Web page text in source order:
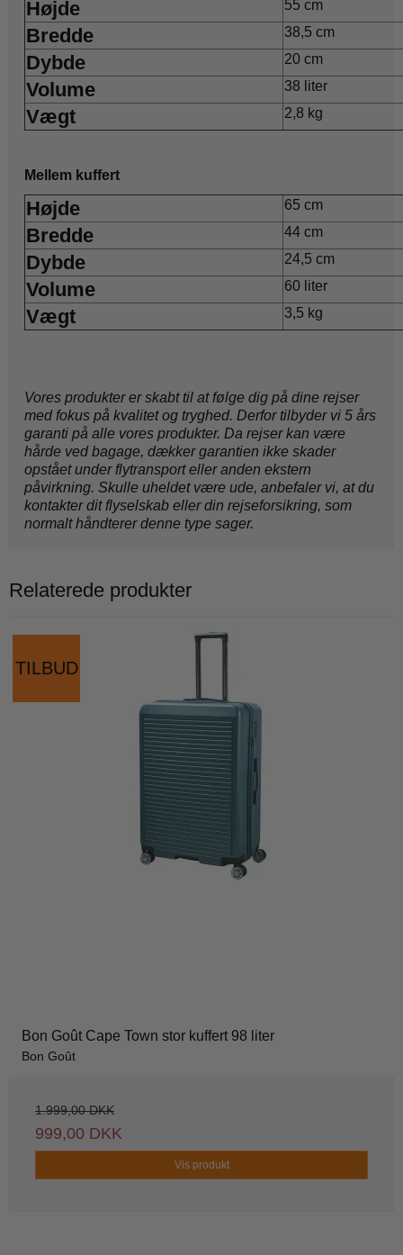
Højde 55 cm
Bredde 38,5 cm
Dybde 20 cm
Volume 38 liter
Vægt 2,8 kg
Mellem kuffert
Højde 65 cm
Bredde 44 cm
Dybde 24,5 cm
Volume 60 liter
Vægt 3,5 kg
Vores produkter er skabt til at følge dig på dine rejser
med fokus på kvalitet og tryghed. Derfor tilbyder vi 5 års
garanti på alle vores produkter. Da rejser kan være
hårde ved bagage, dækker garantien ikke skader
opstået under flytransport eller anden ekstern
påvirkning. Skulle uheldet være ude, anbefaler vi, at du
kontakter dit flyselskab eller din rejseforsikring, som
normalt håndterer denne type sager.
Relaterede produkter
TILBUD
Bon Goût Cape Town stor kuffert 98 liter
Bon Goût
1.999,00 DKK
999,00 DKK
Vis produkt